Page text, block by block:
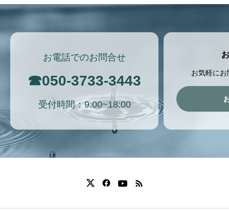
お電話でのお問合せ
☎050-3733-3443
受付時間：9:00~18:00
お気軽に